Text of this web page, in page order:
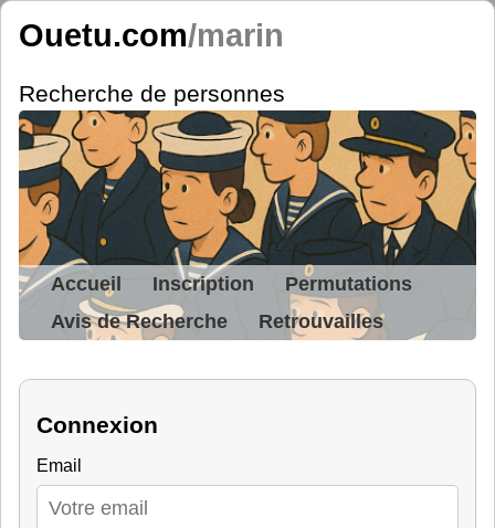
Ouetu.com/marin
Recherche de personnes
Accueil Inscription
Permutations
Avis de Recherche
Retrouvailles
Connexion
Email